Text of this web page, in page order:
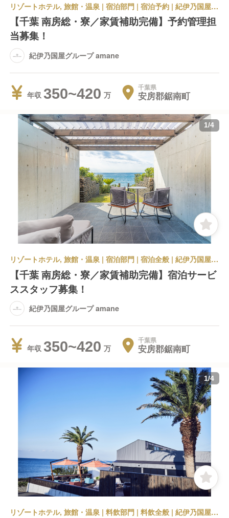
リゾートホテル, 旅館・温泉 | 宿泊部門 | 宿泊予約 | 紀伊乃国屋グループ amane
【千葉 南房総・寮／家賃補助完備】予約管理担
当募集！
紀伊乃国屋グループ amane
年収 350~420 千葉県
安房郡鋸南町
1/4
リゾートホテル, 旅館・温泉 | 宿泊部門 | 宿泊全般 | 紀伊乃国屋グループ amane
【千葉 南房総・寮／家賃補助完備】宿泊サービ
ススタッフ募集！
紀伊乃国屋グループ amane
年収 350~420 千葉県
安房郡鋸南町
1/4
リゾートホテル, 旅館・温泉 | 料飲部門 | 料飲全般 | 紀伊乃国屋グループ amane